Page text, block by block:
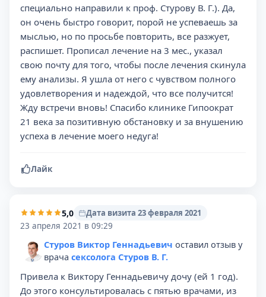
специально направили к проф. Стурову В. Г.). Да,
он очень быстро говорит, порой не успеваешь за
мыслью, но по просьбе повторить, все разжует,
распишет. Прописал лечение на 3 мес., указал
свою почту для того, чтобы после лечения скинула
ему анализы. Я ушла от него с чувством полного
удовлетворения и надеждой, что все получится!
Жду встречи вновь! Спасибо клинике Гипоократ
21 века за позитивную обстановку и за внушению
успеха в лечение моего недуга!
Лайк
5,0
Дата визита 23 февраля 2021
23 апреля 2021 в 09:29
Стуров Виктор Геннадьевич оставил отзыв у
врача сексолога Стуров В. Г.
Привела к Виктору Геннадьевичу дочу (ей 1 год).
До этого консультировалась с пятью врачами, из